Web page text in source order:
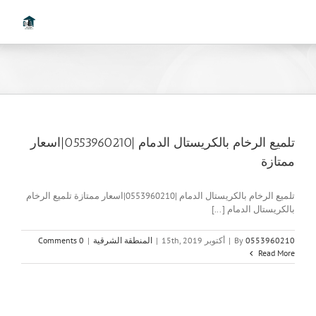
تلميع الرخام بالكريستال الدمام |0553960210|اسعار
ممتازة
تلميع الرخام بالكريستال الدمام |0553960210|اسعار ممتازة تلميع الرخام
بالكريستال الدمام [...]
By 0553960210
| أكتوبر 15th, 2019 | المنطقة الشرقية |
0 Comments
Read More